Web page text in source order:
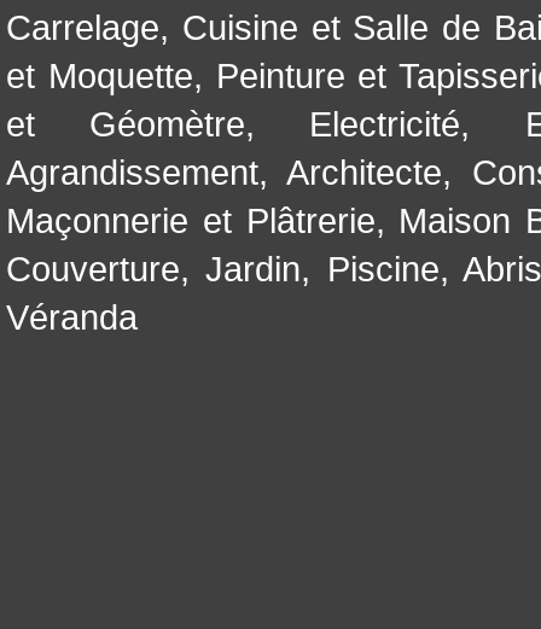
Carrelage, Cuisine et Salle de
et Moquette, Peinture et
et Géomètre, Electricité,
Agrandissement, Architecte,
Maçonnerie et Plâtrerie, Maison
Couverture,Jardin, Piscine,
Véranda